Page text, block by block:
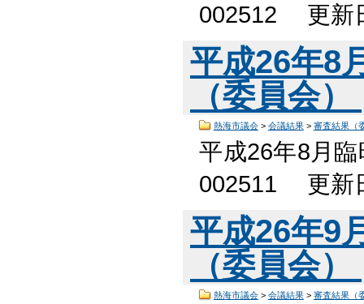
002512 更新
平成26年8
（委員会）
熱海市議会> 会議結果> 審査結果（
平成26年8月
002511 更新
平成26年9
（委員会）
熱海市議会> 会議結果> 審査結果（